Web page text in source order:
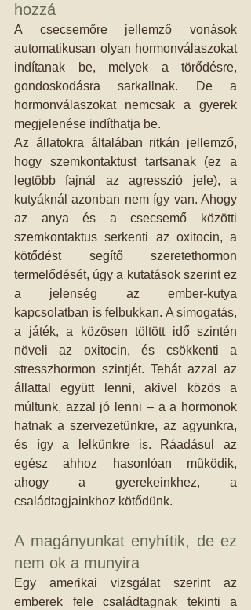
hozzá
A csecsemőre jellemző vonások
automatikusan olyan hormonválaszokat
indítanak be, melyek a törődésre,
gondoskodásra sarkallnak. De a
hormonválaszokat nemcsak a gyerek
megjelenése indíthatja be.
Az állatokra általában ritkán jellemző,
hogy szemkontaktust tartsanak (ez a
legtöbb fajnál az agresszió jele), a
kutyáknál azonban nem így van. Ahogy
az anya és a csecsemő közötti
szemkontaktus serkenti az oxitocin, a
kötődést segítő szeretethormon
termelődését, úgy a kutatások szerint ez
a jelenség az ember-kutya
kapcsolatban is felbukkan. A simogatás,
a játék, a közösen töltött idő szintén
növeli az oxitocin, és csökkenti a
stresszhormon szintjét. Tehát azzal az
állattal együtt lenni, akivel közös a
múltunk, azzal jó lenni – a a hormonok
hatnak a szervezetünkre, az agyunkra,
és így a lelkünkre is. Ráadásul az
egész ahhoz hasonlóan működik,
ahogy a gyerekeinkhez, a
családtagjainkhoz kötődünk.
A magányunkat enyhítik, de ez
nem ok a munyira
Egy amerikai vizsgálat szerint az
emberek fele családtagnak tekinti a